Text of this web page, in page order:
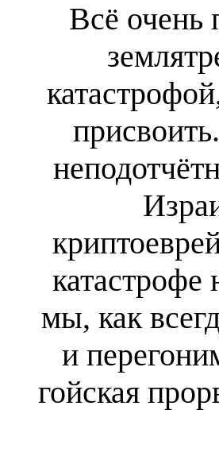
Всё очень
мы, как
и
гойская